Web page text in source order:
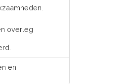
overleg
en